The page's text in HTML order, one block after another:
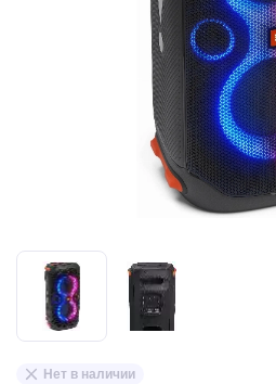
Нет в наличии